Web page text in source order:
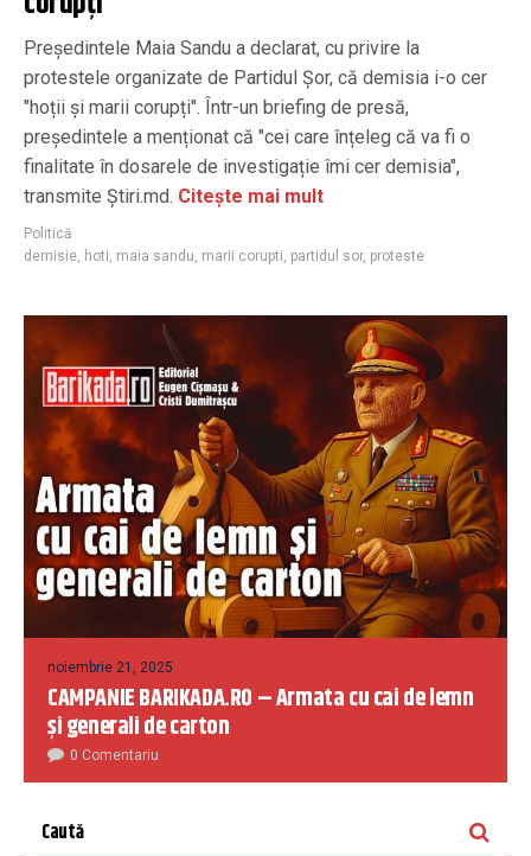
Președintele Maia Sandu a declarat, cu privire la
protestele organizate de Partidul Șor, că demisia i-o cer
"hoții și marii corupți". Într-un briefing de presă,
președintele a menționat că "cei care înțeleg că va fi o
finalitate în dosarele de investigație îmi cer demisia",
transmite Știri.md. Citește mai mult
Politică
demisie, hoti, maia sandu, marii corupti, partidul sor, proteste
noiembrie 21, 2025
CAMPANIE BARIKADA.RO – Armata cu cai de lemn
și generali de carton
0 Comentariu